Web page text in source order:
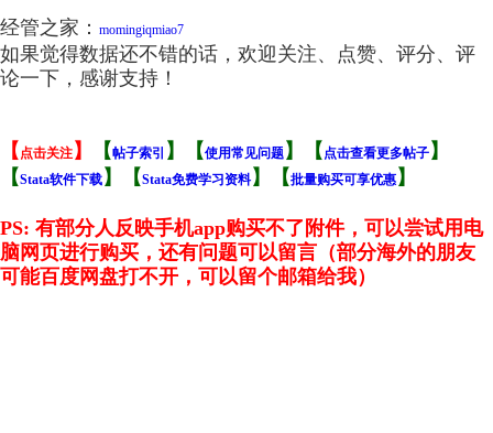
经管之家： momingiqmiao7
如果觉得数据还不错的话，欢迎关注、点赞、评分、评
论一下，感谢支持！
【 点击关注 】 【帖子索引 】 【使用常见问题 】 【 点击查看更多帖子 】
【Stata软件下载 】 【Stata免费学习资料 】【批量购买可享优惠 】
PS: 有部分人反映手机app购买不了附件，可以尝试用电
脑网页进行购买，还有问题可以留言 （部分海外的朋友
可能百度网盘打不开，可以留个邮箱给我）